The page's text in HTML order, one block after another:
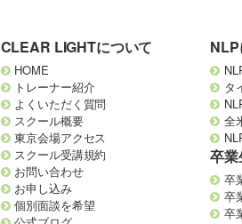
CLEAR LIGHTについて
HOME
トレーナー紹介
よくいただく質問
スクール概要
東京会場アクセス
スクール受講規約
お問い合わせ
お申し込み
個別面談を希望
タ
全
卒
卒
卒
卒